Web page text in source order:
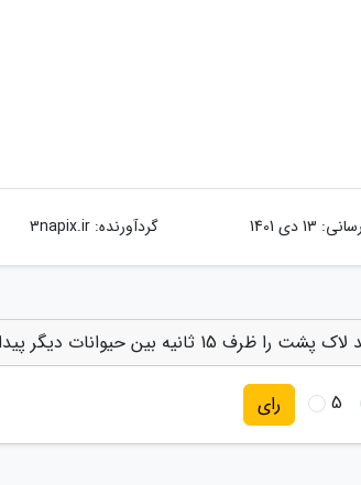
13 دی 1401 گردآورنده:3napix.ir
دیگر پیدا کنید؟" امتیاز دهید
5 رای